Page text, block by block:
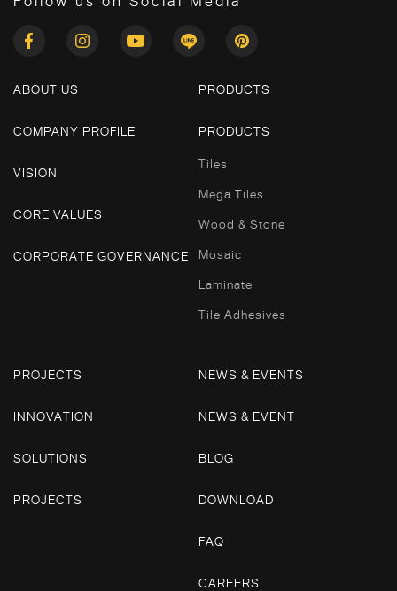
ABOUT US
COMPANY PROFILE
VISION
CORE VALUES
CORPORATE GOVERNANCE
PRODUCTS
PRODUCTS
Tiles
Mega Tiles
Wood & Stone
Mosaic
Laminate
Tile Adhesives
PROJECTS
INNOVATION
SOLUTIONS
PROJECTS
NEWS & EVENTS
NEWS & EVENT
BLOG
DOWNLOAD
FAQ
CAREERS